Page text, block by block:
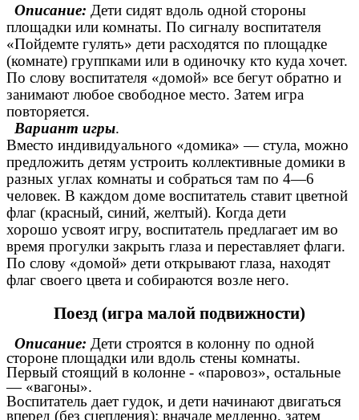
Описание: Дети сидят вдоль одной стороны
площадки или комнаты. По сигналу воспитателя
«Пойдемте гулять» дети расходятся по площадке
(комнате) группками или в одиночку кто куда хочет.
По слову воспитателя «домой» все бегут обратно и
занимают любое свободное место. Затем игра
повторяется.
Вариант игры.
Вместо индивидуального «домика» — стула, можно
предложить детям устроить коллективные домики в
разных углах комнаты и собраться там по 4—6
человек. В каждом доме воспитатель ставит цветной
флаг (красный, синий, желтый). Когда дети
хорошо усвоят игру, воспитатель предлагает им во
время прогулки закрыть глаза и переставляет флаги.
По слову «домой» дети открывают глаза, находят
флаг своего цвета и собираются возле него.
Поезд (игра малой подвижности)
Описание: Дети строятся в колонну по одной
стороне площадки или вдоль стены комнаты.
Первый стоящий в колонне - «паровоз», остальные
— «вагоны».
Воспитатель дает гудок, и дети начинают двигаться
вперед (без сцепления); вначале медленно, затем